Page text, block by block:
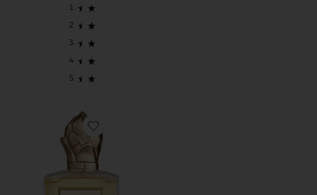
Favorite ПАРФЮМЕРНАЯ ВОДА ESCAPADE GOURMANDE